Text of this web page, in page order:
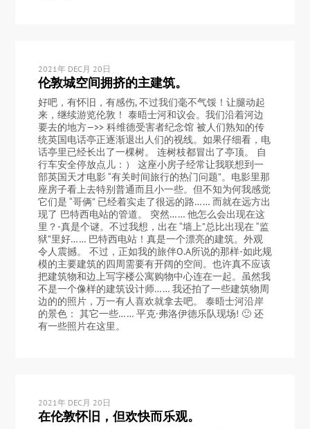
2021年 DEC月 20日
伦敦城空间拥挤的主建筑。
好吧，有怀旧，有感伤, 不过我们毫不气馁！让腿动起
来，继续游览伦敦！ 泰晤士河和议会。我们沿着河边
要去的地方—>> 科维德受害者纪念馆 被人们熟知的传
统英国电话亭正逐渐退出人们的视线。如果仔细看，电
话亭里已经长出了一棵树。 连树枝都冒出了亭顶。 自
行车安全停放点儿：） 这座小房子经常让我联想到一
部英国天才电影 “有关时间旅行的热门问题”。电影里那
座房子看上去特别普通而且小一些。但不知为何我感觉
它们是 “哥俩” 已经着实走了很远的路…… 而就在远方出
现了 巴特西电站的管道。 突然…… 他怎么会出现在这
里？-真是个谜。不过我想，出在 “墙上”总比出现在 “监
狱”里好…… 巴特西电站！真是一个漂亮的建筑。外观
令人震撼。 不过，正如我的旅伴O.A所说的那样-如此规
模的主要建筑的四周需要有开阔的空间。也许真不应该
把建筑物和边上写字楼公寓购物中心连在一起。虽然我
不是一个像样的建筑设计师…… 我还拍了一些建筑物周
边的的照片，万一有人喜欢就拿去吧。 泰晤士河沿岸
的景色： 其它一些…… 平克·弗洛伊德乐队现场! 🙂 还
有一些照片在这里。
2021年 DEC月 20日
在伦敦怀旧，但欢快而乐观。